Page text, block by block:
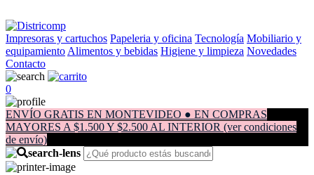
Impresoras y cartuchos Papeleria y oficina Tecnología Mobiliario y
equipamiento Alimentos y bebidas Higiene y limpieza Novedades
Contacto
0
ENVÍO GRATIS EN MONTEVIDEO ● EN COMPRAS
MAYORES A $1.500 Y $2.500 AL INTERIOR (ver condiciones
de envío)